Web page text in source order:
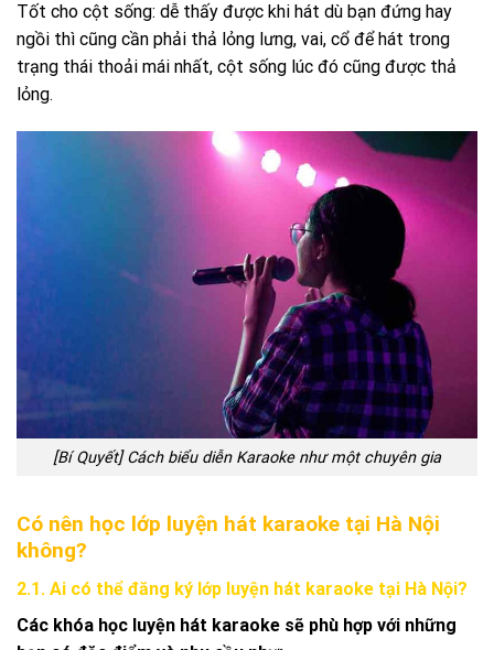
Tốt cho cột sống: dễ thấy được khi hát dù bạn đứng hay
ngồi thì cũng cần phải thả lỏng lưng, vai, cổ để hát trong
trạng thái thoải mái nhất, cột sống lúc đó cũng được thả
lỏng.
[Bí Quyết] Cách biểu diễn Karaoke như một chuyên gia
Có nên học lớp luyện hát karaoke tại Hà Nội
không?
2.1. Ai có thể đăng ký lớp luyện hát karaoke tại Hà Nội?
Các khóa học luyện hát karaoke sẽ phù hợp với những